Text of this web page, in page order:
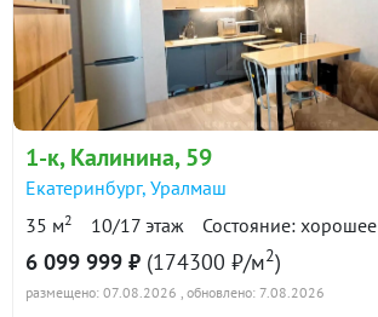
1-к, Калинина, 59
Екатеринбург, Уралмаш
35 м2 10/17 этаж Состояние: хорошее
6 099 999 ₽ (174300 ₽/м2)
размещено: 07.08.2026 , обновлено: 7.08.2026